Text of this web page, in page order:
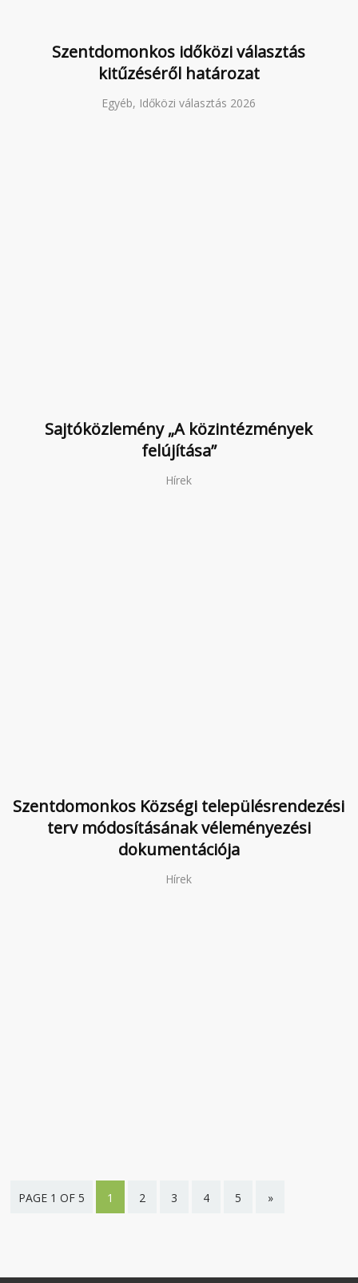
Szentdomonkos időközi választás
kitűzéséről határozat
Egyéb, Időközi választás 2026
Sajtóközlemény „A közintézmények
felújítása”
Hírek
Szentdomonkos Községi településrendezési
terv módosításának véleményezési
dokumentációja
Hírek
PAGE 1 OF 5 1 2 3 4 5 »